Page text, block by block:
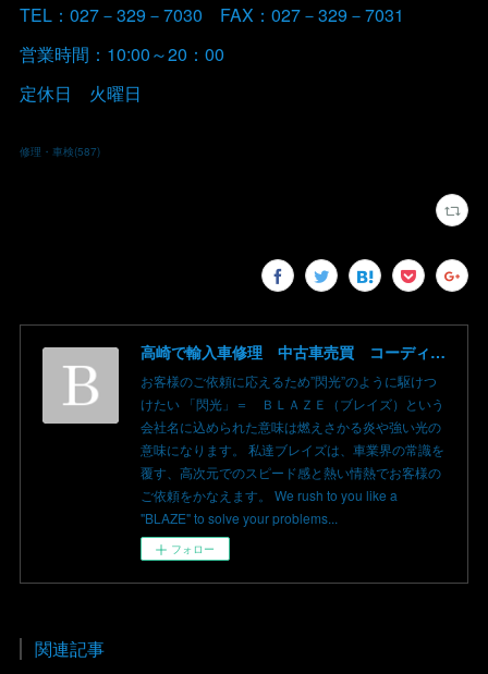
TEL：027－329－7030 FAX：027－329－7031
営業時間：10:00～20：00
定休日 火曜日
修理・車検(587)
高崎で輸入車修理 中古車売買 コーディングならBLAZE（ブレイズ）へ│BLAZE Total Car Support & Modify in Takasaki Gunma
お客様のご依頼に応えるため”閃光”のように駆けつ
けたい 「閃光」＝ ＢＬＡＺＥ（ブレイズ）という
会社名に込められた意味は燃えさかる炎や強い光の
意味になります。 私達ブレイズは、車業界の常識を
覆す、高次元でのスピード感と熱い情熱でお客様の
ご依頼をかなえます。 We rush to you like a
"BLAZE" to solve your problems...
フォロー
関連記事